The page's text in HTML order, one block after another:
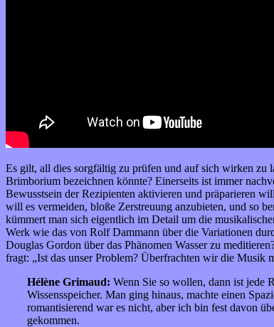
Es gilt, all dies sorgfältig zu prüfen und auf sich wirken zu
Brimborium bezeichnen könnte? Einerseits ist immer
Bewusstsein der Rezipienten aktivieren und präparieren
will es vermeiden, bloße Zerstreuung anzubieten, und so
kümmert man sich eigentlich im Detail um die
Werk wie das von Rolf Dammann über die Variationen
Douglas Gordon über das Phänomen Wasser zu
fragt: „Ist das unser Problem? Überfrachten wir die Musik
Hélène Grimaud: Wenn Sie so wollen, dann ist jede
Wissensspeicher. Man ging hinaus, machte einen
romantisierend war es nicht, aber ich bin fest davon
gekommen.